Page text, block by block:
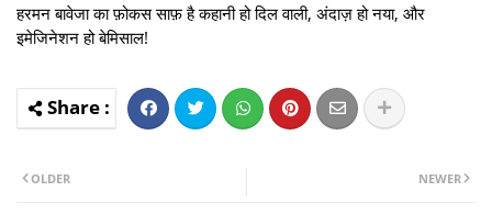
हरमन बावेजा का फ़ोकस साफ़ है कहानी हो दिल वाली, अंदाज़ हो नया, और
इमेजिनेशन हो बेमिसाल!
NEWER
OLDER